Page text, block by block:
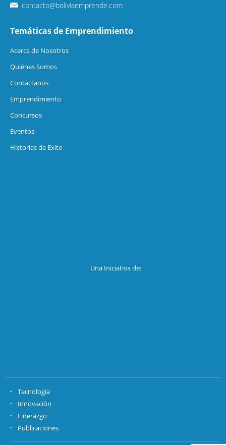
contacto@boliviaemprende.com
Temáticas de Emprendimiento
Acerca de Nosotros
Quiénes Somos
Contáctanos
Emprendimiento
Concursos
Eventos
Historias de Exíto
Una Iniciativa de:
Tecnología
Innovación
Liderazgo
Publicaciones